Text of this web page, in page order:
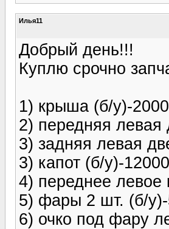
Илья11
Добрый день!!!
Куплю срочно
1) крыша (б/у)-
2) передняя левая
3) задняя левая
3) капот (б/у)-12000
4) переднее левое
5) фары 2 шт. (б/
6) очко под фару